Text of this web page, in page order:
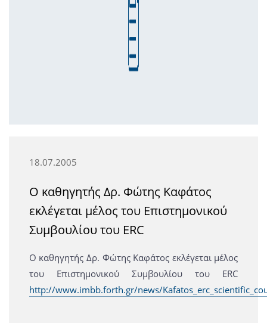
18.07.2005
Ο καθηγητής Δρ. Φώτης Καφάτος
εκλέγεται μέλος του Επιστημονικού
Συμβουλίου του ERC
Ο καθηγητής Δρ. Φώτης Καφάτος εκλέγεται μέλος
του Επιστημονικού Συμβουλίου του ERC
http://www.imbb.forth.gr/news/